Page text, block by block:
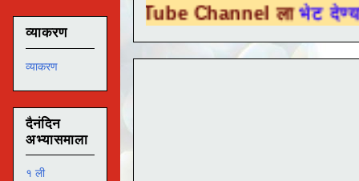
You Tube Channel लाभेट देण्यासाठी येथे
व्याकरण
व्याकरण
दैनंदिन
अभ्यासमाला
१ ली